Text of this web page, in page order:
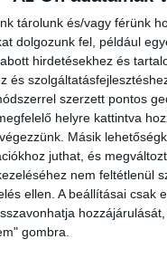
tárolunk és/vagy férünk
dolgozunk fel, például
hirdetésekhez és
és
szerzett pontos
helyre kattintva
Másik
juthat, és
nem feltétlenül
ellen. A beállításai csak
gombra.
azt írja,